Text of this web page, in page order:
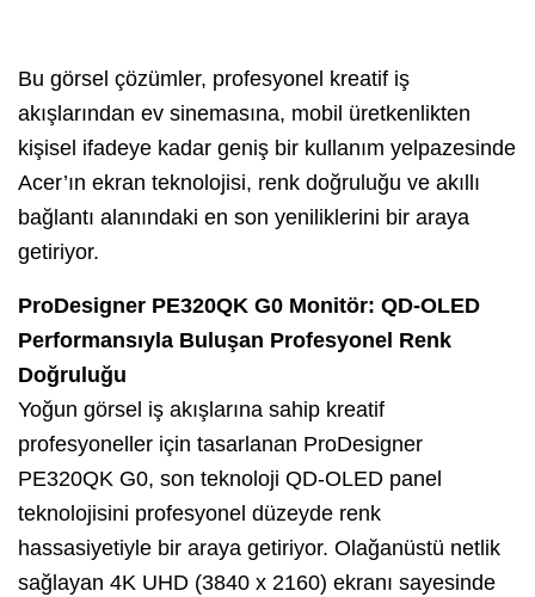
Bu görsel çözümler, profesyonel kreatif iş
akışlarından ev sinemasına, mobil üretkenlikten
kişisel ifadeye kadar geniş bir kullanım yelpazesinde
Acer’ın ekran teknolojisi, renk doğruluğu ve akıllı
bağlantı alanındaki en son yeniliklerini bir araya
getiriyor.
ProDesigner PE320QK G0 Monitör: QD-OLED
Performansıyla Buluşan Profesyonel Renk
Doğruluğu
Yoğun görsel iş akışlarına sahip kreatif
profesyoneller için tasarlanan ProDesigner
PE320QK G0, son teknoloji QD-OLED panel
teknolojisini profesyonel düzeyde renk
hassasiyetiyle bir araya getiriyor. Olağanüstü netlik
sağlayan 4K UHD (3840 x 2160) ekranı sayesinde